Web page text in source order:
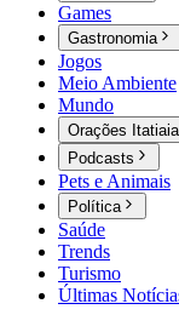
Games
Gastronomia
Jogos
Meio Ambiente
Mundo
Orações Itatiaia
Podcasts
Pets e Animais
Política
Saúde
Trends
Turismo
Últimas